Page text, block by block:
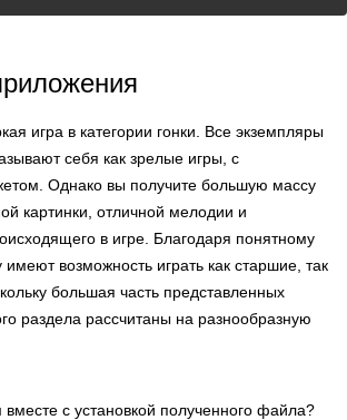
игра в категории гонки. Все экземпляры
себя как зрелые игры, с
Однако вы получите большую массу
картинки, отличной мелодии и
в игре. Благодаря понятному
возможность играть как старшие, так
большая часть представленных
раздела рассчитаны на разнообразную
с установкой полученного файла?